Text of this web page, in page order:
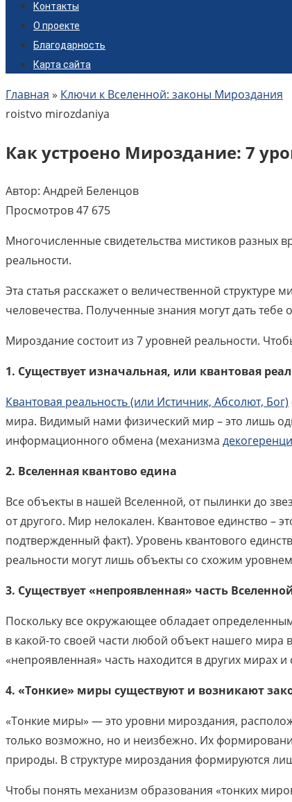
Контакты
О проекте
Благодарность
Карта сайта
Главная » Ключи к Вселенной: законы Мироздания
Как устроено Мироздание: 7
Автор: Андрей Беленцов
Просмотров47 675
Многочисленные свидетельства мистиков
реальности.
Эта статья расскажет о величественной
человечества. Полученные знания могут дать
Мироздание состоит из 7 уровней реальности.
1. Существует изначальная, или квантовая
Квантовая реальность (или Истичник, Абсолют, Бог)
мира. Видимый нами физический мир – это лишь
информационного обмена (механизма
2. Вселенная квантово едина
Все объекты в нашей Вселенной, от пылинки до
от другого. Мир нелокален. Квантовое единство –
подтвержденный факт). Уровень квантового
реальности могут лишь объекты со схожим
3. Существует «непроявленная» часть
Поскольку все окружающее обладает
в какой-то своей части любой объект нашего мира
«непроявленная» часть находится в других мирах и
4. «Тонкие» миры существуют и возникают
«Тонкие миры» — это уровни мироздания,
только возможно, но и неизбежно. Их
природы. В структуре мироздания формируются
Чтобы понять механизм образования «тонких